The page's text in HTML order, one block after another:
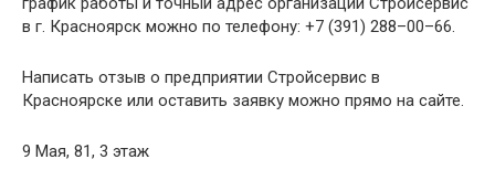
в г. Красноярск можно по телефону: +7 (391) 288–00–66.
Написать отзыв о предприятии Стройсервис в
Красноярске или оставить заявку можно прямо на сайте.
9 Мая, 81, 3 этаж